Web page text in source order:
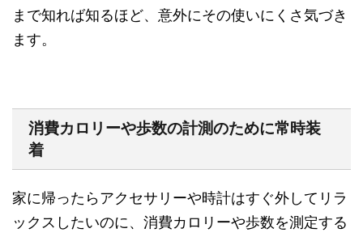
まで知れば知るほど、意外にその使いにくさ気づき
ます。
消費カロリーや歩数の計測のために常時装
着
家に帰ったらアクセサリーや時計はすぐ外してリラ
ックスしたいのに、消費カロリーや歩数を測定する